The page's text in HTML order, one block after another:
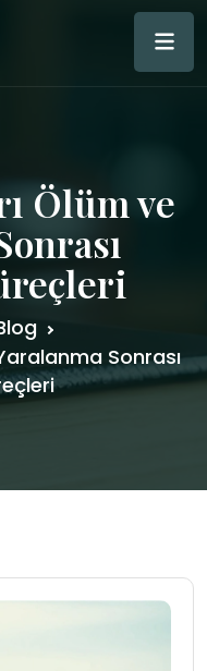
Ölüm ve
Sonrası